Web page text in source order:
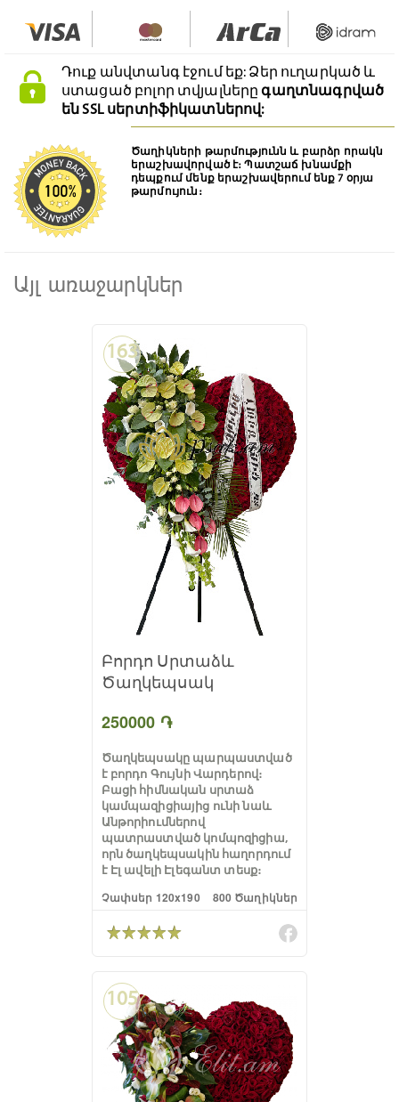
Դուք անվտանգ էջում եք: Ձեր ուղարկած և
ստացած բոլոր տվյալները գաղտնագրված
են SSL սերտիֆիկատներով:
Ծաղիկների թարմությունն և բարձր որակն
երաշխավորված է։ Պատշաճ խնամքի
դեպքում մենք երաշխավերում ենք 7 օրյա
թարմույուն։
Այլ առաջարկներ
163
Բորդո Սրտաձև
Ծաղկեպսակ
250000 ֏
Ծաղկեպսակը պարպաստված
է բորդո Գույնի Վարդերով։
Բացի հիմնական սրտաձ
կամպազիցիայից ունի նաև
Անթորիումներով
պատրաստված կոմպոզիցիա,
որն ծաղկեպսակին հաղորդում
է Էլ ավելի Էլեգանտ տեսք։
Չափսեր 120x190
800 Ծաղիկներ
105